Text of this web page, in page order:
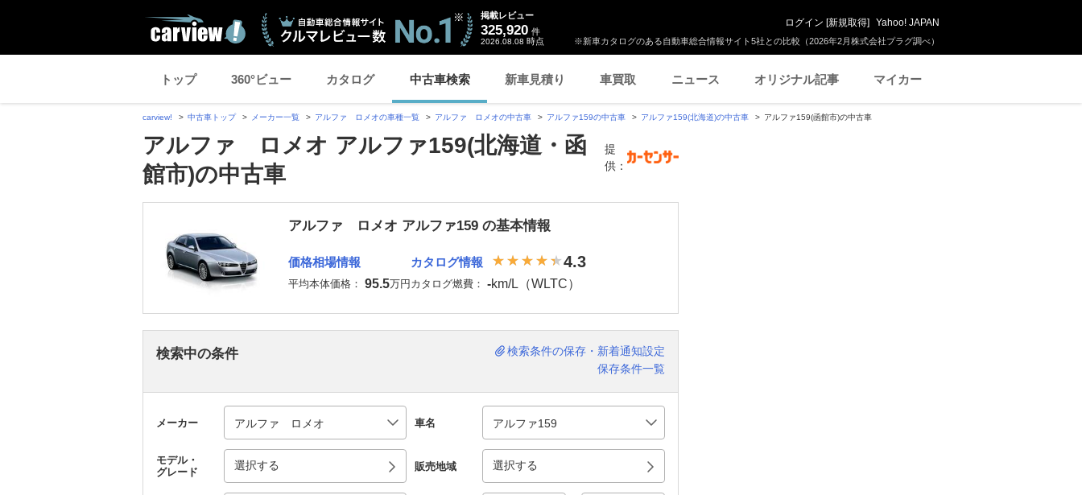
※新車カタログのある自動車総合情報サイト5社との比較（2026年2月株式会社プラグ調べ）
掲載レビュー
325,920 件
2026.08.08 時点
ログイン [新規取得] Yahoo! JAPAN
トップ 360°ビュー カタログ 中古車検索 新車見積り 車買取 ニュース オリジナル記事 マイカー
carview! 中古車トップ メーカー一覧 アルファ ロメオの車種一覧 アルファ ロメオの中古車 アルファ159の中古車 アルファ159(北海道)の中古車 アルファ159(函館市)の中古車
アルファ ロメオ アルファ159(北海道・函
館市)の中古車
提
供：
アルファ ロメオ アルファ159 の基本情報
価格相場情報
平均本体価格： 95.5万円
カタログ情報 4.3
カタログ燃費： -km/L（WLTC）
検索中の条件
検索条件の保存・新着通知設定
保存条件一覧
メーカー 車名
モデル・
グレード
選択する 販売地域 選択する